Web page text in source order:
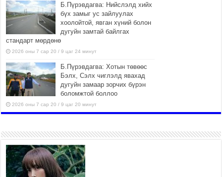
Б.Пүрэвдагва: Нийслэлд хийх
бүх замыг ус зайлуулах
хоолойтой, явган хүний болон
дугуйн замтай байлгах
стандарт мөрдөнө
2026 оны 7 сар 20 / 9 цаг 24 минут
Б.Пүрэвдагва: Хотын төвөөс
Бэлх, Сэлх чиглэлд явахад
дугуйн замаар зорчих бүрэн
боломжтой боллоо
2026 оны 7 сар 20 / 9 цаг 20 минут
шугам хоолойн ажил 80
хувьтай үргэлжилж байна
2026 оны 7 сар 20 / 9 цаг 14 минут
Усархаг аадар бороо орж